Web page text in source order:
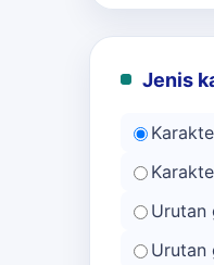
Jenis
Urutan
Urutan